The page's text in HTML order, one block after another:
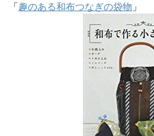
「 趣のある和布つなぎの袋物 」